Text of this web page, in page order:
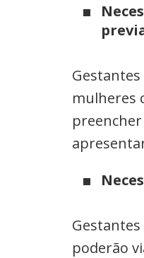
Gestantes
mulheres
poderão